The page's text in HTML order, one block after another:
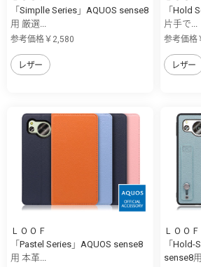
「Simplle Series」AQUOS sense8
用 厳選...
参考価格￥2,580
レザー
「Hold
片手で...
参考価格
レザー
ＬＯＯＦ
「Pastel Series」AQUOS sense8
用 本革...
ＬＯＯＦ
「Hold-
sense8用